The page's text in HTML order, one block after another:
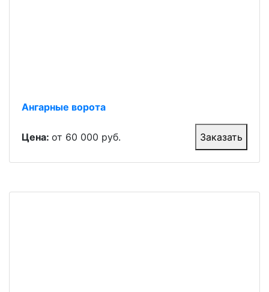
Ангарные ворота
Цена: от 60 000 руб. Заказать